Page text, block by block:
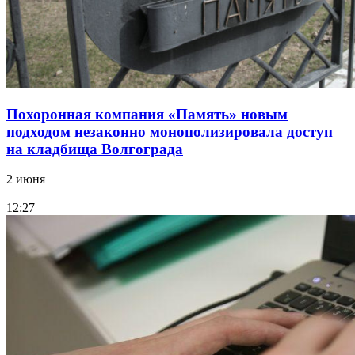
Похоронная компания «Память» новым
подходом незаконно монополизировала доступ
на кладбища Волгограда
2 июня
12:27